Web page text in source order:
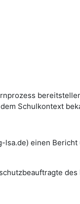
Schulkontext
einen
des